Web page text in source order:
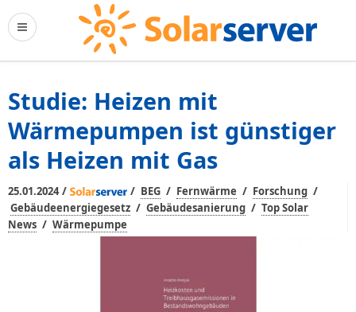
Studie: Heizen mit
Wärmepumpen ist günstiger
als Heizen mit Gas
25.01.2024/ / BEG / Fernwärme / Forschung /
Gebäudeenergiegesetz / Gebäudesanierung / Top Solar
News / Wärmepumpe